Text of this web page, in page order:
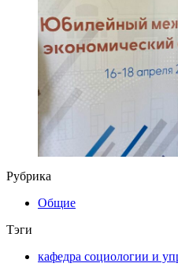
Рубрика
Общие
Тэги
кафедра социологии и